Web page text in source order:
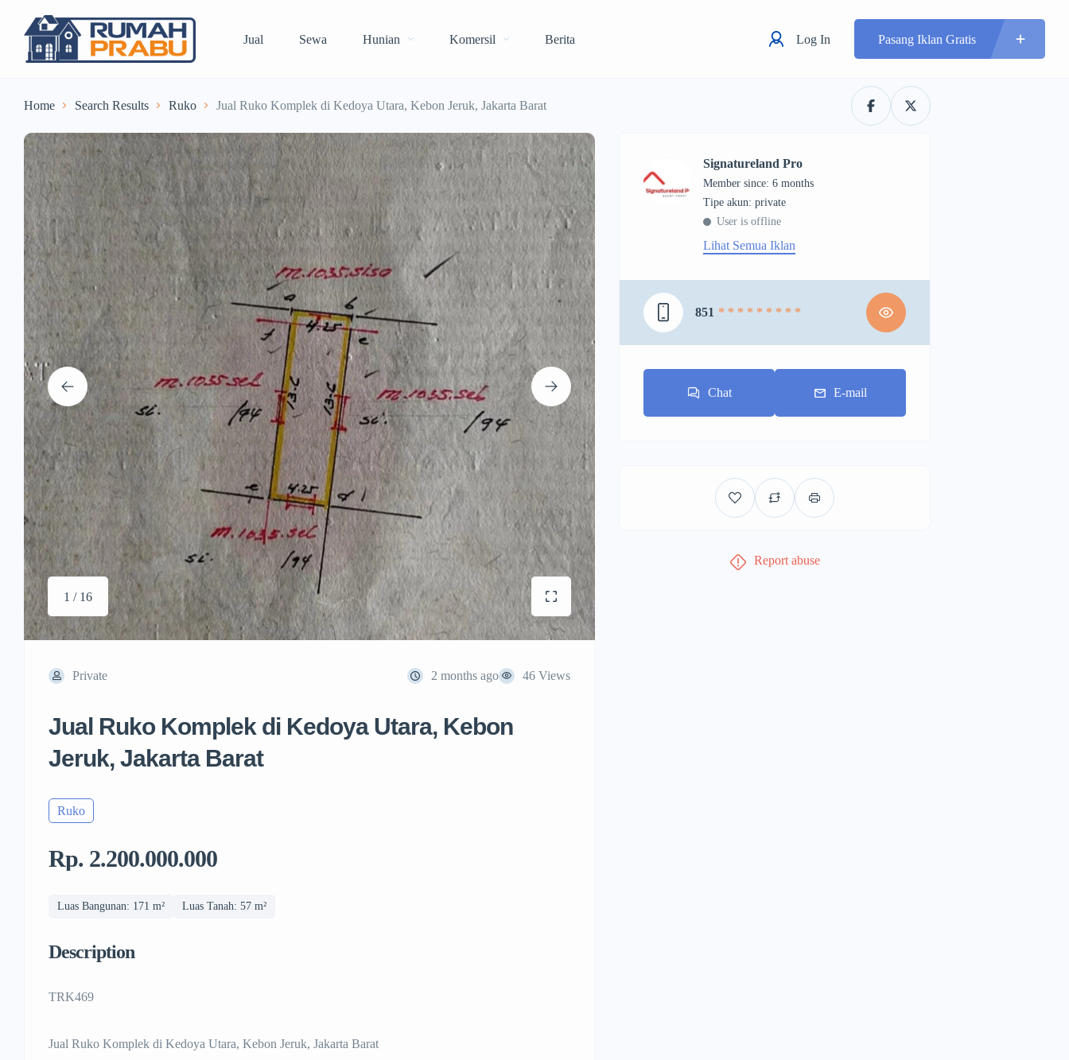
Jual Sewa Hunian Komersil Berita Log In Pasang Iklan Gratis
Home Search Results Ruko Jual Ruko Komplek di Kedoya Utara, Kebon Jeruk, Jakarta Barat
1 / 16
Private 2 months ago 46 Views
Jual Ruko Komplek di Kedoya Utara, Kebon
Jeruk, Jakarta Barat
Ruko
Rp. 2.200.000.000
Luas Bangunan: 171 m² Luas Tanah: 57 m²
Description
TRK469
Jual Ruko Komplek di Kedoya Utara, Kebon Jeruk, Jakarta Barat
Signatureland Pro
Member since: 6 months
tipe akun: private
User is offline
Lihat Semua Iklan
851 * * * * * * * * *
Chat E-mail
Report abuse